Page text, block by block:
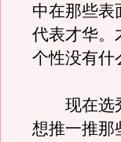
中在那些表
代表才华。
个性没有什
现在选秀
想推一推那